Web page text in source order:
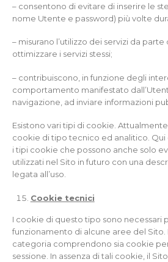
– consentono di evitare di inserire le
nome Utente e password) più volte
– misurano l’utilizzo dei servizi da
ottimizzare i servizi stessi;
– contribuiscono, in funzione degli
comportamento manifestato
navigazione, ad inviare informazioni
Esistono vari tipi di cookie.
cookie di tipo tecnico ed analitico.
i tipi cookie che possono anche solo
utilizzati nel Sito in futuro con una
legata all’uso.
Cookie tecnici
I cookie di questo tipo sono necessari
funzionamento di alcune aree del Sito.
categoria comprendono sia cookie
sessione. In assenza di tali cookie, il